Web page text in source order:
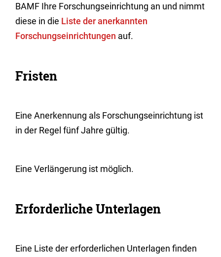
BAMF Ihre Forschungseinrichtung an und nimmt
diese in die Liste der anerkannten
Forschungseinrichtungen auf.
Fristen
Eine Anerkennung als Forschungseinrichtung ist
in der Regel fünf Jahre gültig.
Eine Verlängerung ist möglich.
Erforderliche Unterlagen
Eine Liste der erforderlichen Unterlagen finden